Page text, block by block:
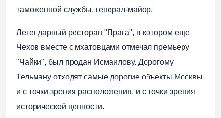
таможенной службы, генерал-майор.
Легендарный ресторан "Прага", в котором еще
Чехов вместе с мхатовцами отмечал премьеру
"Чайки", был продан Исмаилову. Дорогому
Тельману отходят самые дорогие объекты Москвы
и с точки зрения расположения, и с точки зрения
исторической ценности.